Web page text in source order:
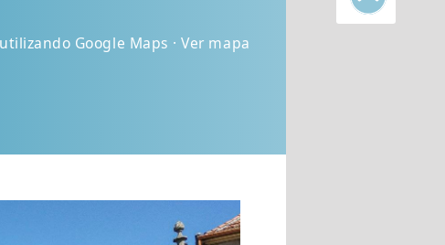
Google Maps · Ver mapa